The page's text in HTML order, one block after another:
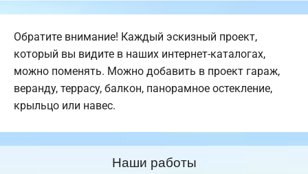
Обратите внимание! Каждый эскизный проект,
который вы видите в наших интернет-каталогах,
можно поменять. Можно добавить в проект гараж,
веранду, террасу, балкон, панорамное остекление,
крыльцо или навес.
Наши работы